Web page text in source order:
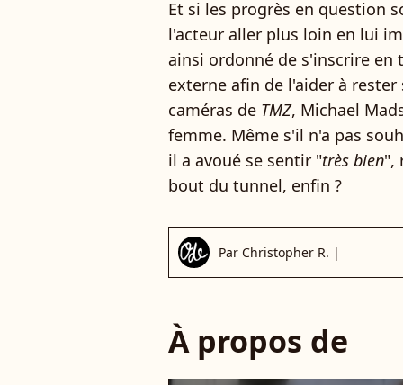
Et si les progrès en question
l'acteur aller plus loin en lui
ainsi ordonné de s'inscrire
externe afin de l'aider à
caméras de TMZ, Michael
femme. Même s'il n'a pas
il a avoué se sentir "très bien",
bout du tunnel, enfin ?
Par Christopher R. |
À propos de